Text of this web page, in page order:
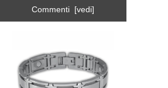
Commenti [vedi]